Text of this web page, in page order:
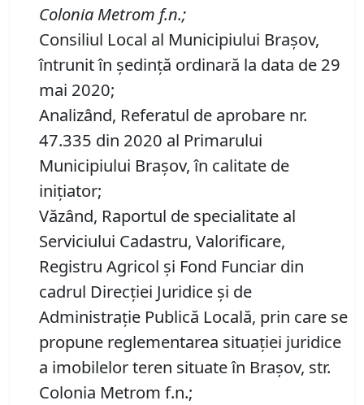
Colonia Metrom f.n.;
Consiliul Local al Municipiului Brașov,
întrunit în ședință ordinară la data de 29
mai 2020;
Analizând, Referatul de aprobare nr.
47.335 din 2020 al Primarului
Municipiului Brașov, în calitate de
inițiator;
Văzând, Raportul de specialitate al
Serviciului Cadastru, Valorificare,
Registru Agricol şi Fond Funciar din
cadrul Direcţiei Juridice şi de
Administraţie Publică Locală, prin care se
propune reglementarea situației juridice
a imobilelor teren situate în Brașov, str.
Colonia Metrom f.n.;